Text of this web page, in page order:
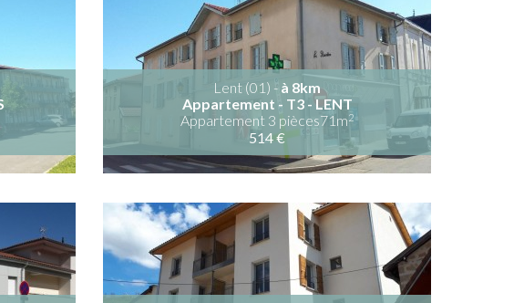
Lent (01) - à 8km
Appartement - T3 - LENT
Appartement 3 pièces71m2
514 €